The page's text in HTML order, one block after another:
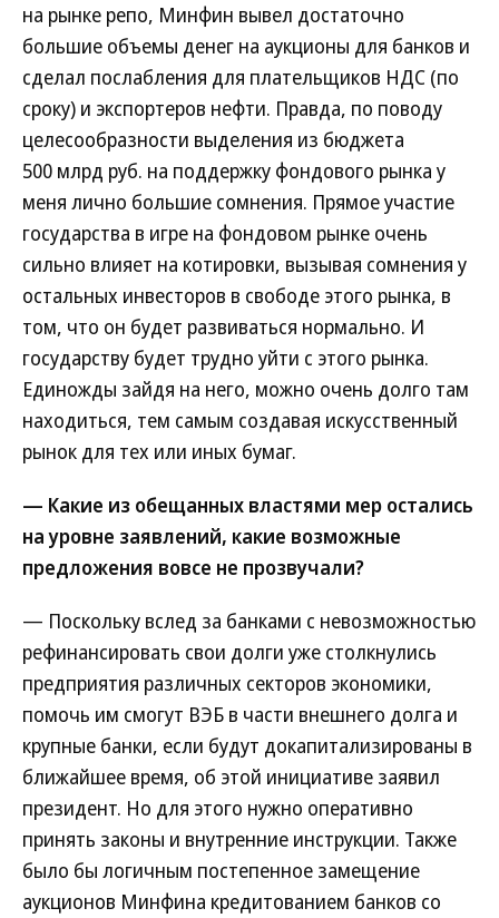
на рынке репо, Минфин вывел достаточно
большие объемы денег на аукционы для банков и
сделал послабления для плательщиков НДС (по
сроку) и экспортеров нефти. Правда, по поводу
целесообразности выделения из бюджета
500 млрд руб. на поддержку фондового рынка у
меня лично большие сомнения. Прямое участие
государства в игре на фондовом рынке очень
сильно влияет на котировки, вызывая сомнения у
остальных инвесторов в свободе этого рынка, в
том, что он будет развиваться нормально. И
государству будет трудно уйти с этого рынка.
Единожды зайдя на него, можно очень долго там
находиться, тем самым создавая искусственный
рынок для тех или иных бумаг.
— Какие из обещанных властями мер остались
на уровне заявлений, какие возможные
предложения вовсе не прозвучали?
— Поскольку вслед за банками с невозможностью
рефинансировать свои долги уже столкнулись
предприятия различных секторов экономики,
помочь им смогут ВЭБ в части внешнего долга и
крупные банки, если будут докапитализированы в
ближайшее время, об этой инициативе заявил
президент. Но для этого нужно оперативно
принять законы и внутренние инструкции. Также
было бы логичным постепенное замещение
аукционов Минфина кредитованием банков со